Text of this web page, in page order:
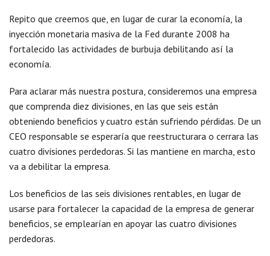
Repito que creemos que, en lugar de curar la economía, la
inyección monetaria masiva de la Fed durante 2008 ha
fortalecido las actividades de burbuja debilitando así la
economía.
Para aclarar más nuestra postura, consideremos una empresa
que comprenda diez divisiones, en las que seis están
obteniendo beneficios y cuatro están sufriendo pérdidas. De un
CEO responsable se esperaría que reestructurara o cerrara las
cuatro divisiones perdedoras. Si las mantiene en marcha, esto
va a debilitar la empresa.
Los beneficios de las seis divisiones rentables, en lugar de
usarse para fortalecer la capacidad de la empresa de generar
beneficios, se emplearían en apoyar las cuatro divisiones
perdedoras.